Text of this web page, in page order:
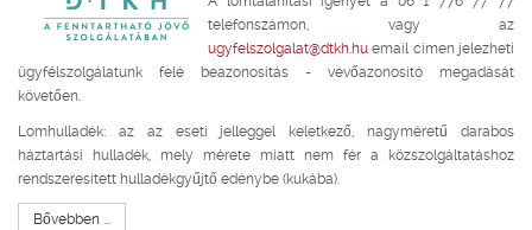
telefonszámon, vagy az
ugyfelszolgalat@dtkh.hu email címen jelezheti
ügyfélszolgálatunk felé beazonosítás - vevőazonosító megadását
követően.
Lomhulladék: az az eseti jelleggel keletkező, nagyméretű darabos
háztartási hulladék, mely mérete miatt nem fér a közszolgáltatáshoz
rendszeresített hulladékgyűjtő edénybe (kukába).
Bővebben ...